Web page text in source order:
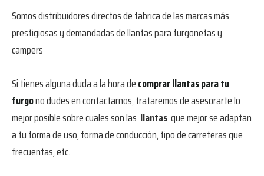
Somos distribuidores directos de fabrica de las marcas más
prestigiosas y demandadas dellantas para furgonetas y
campers
Si tienes alguna duda a la hora decomprar llantas para tu
furgono dudes en contactarnos, trataremos de asesorarte lo
mejor posible sobre cuales son las llantas que mejor se adaptan
a tu forma de uso, forma de conducción, tipo de carreteras que
frecuentas, etc.